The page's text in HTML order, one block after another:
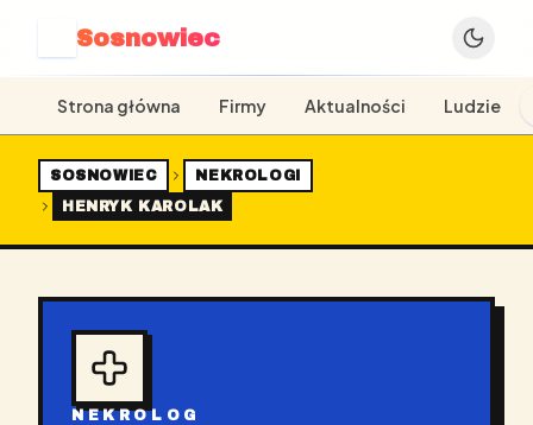
Sosnowiec
Strona główna Firmy Aktualności Ludzie
SOSNOWIEC
NEKROLOGI
HENRYK KAROLAK
NEKROLOG